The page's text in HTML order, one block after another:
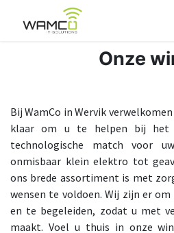
Onze
Bij WamCo in Wervik
klaar om u te helpen bij het
technologische match voor
onmisbaar klein elektro tot
ons brede assortiment is met
wensen te voldoen. Wij zijn er
en te begeleiden, zodat u met
maakt. Voel u thuis in onze